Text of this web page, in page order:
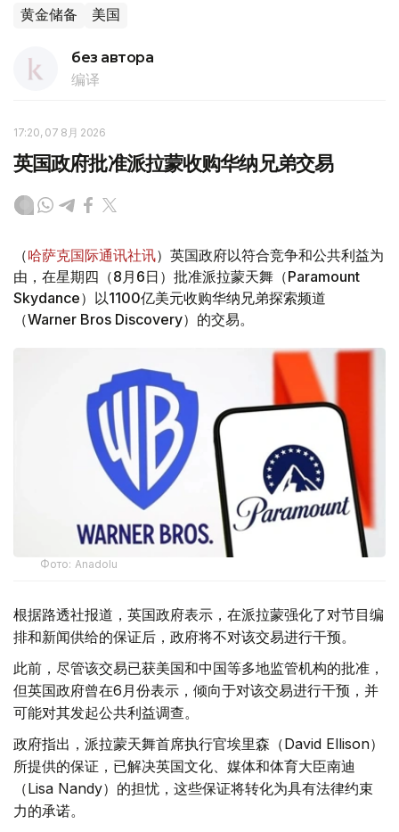
黄金储备 美国
без автора
编译
17:20, 07 8月 2026
英国政府批准派拉蒙收购华纳兄弟交易
（哈萨克国际通讯社讯）英国政府以符合竞争和公共利益为
由，在星期四（8月6日）批准派拉蒙天舞（Paramount
Skydance）以1100亿美元收购华纳兄弟探索频道
（Warner Bros Discovery）的交易。
Фото: Аnadolu
根据路透社报道，英国政府表示，在派拉蒙强化了对节目编
排和新闻供给的保证后，政府将不对该交易进行干预。
此前，尽管该交易已获美国和中国等多地监管机构的批准，
但英国政府曾在6月份表示，倾向于对该交易进行干预，并
可能对其发起公共利益调查。
政府指出，派拉蒙天舞首席执行官埃里森（David Ellison）
所提供的保证，已解决英国文化、媒体和体育大臣南迪
（Lisa Nandy）的担忧，这些保证将转化为具有法律约束
力的承诺。